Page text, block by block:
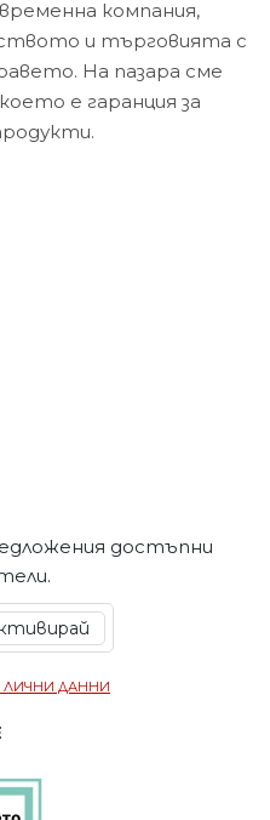
компания,
и търговията с
На пазара сме
е гаранция за
достъпни
ДАННИ